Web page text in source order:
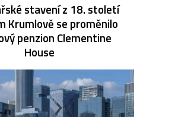
stavení z 18. století
Krumlově se proměnilo
penzion Clementine
House